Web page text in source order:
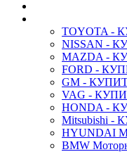
TOYOTA -
NISSAN -
MAZDA -
FORD -
GM -
VAG -
HONDA -
Mitsubishi
HYUNDAI
BMW